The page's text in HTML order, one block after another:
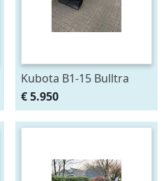
Kubota B1-15 Bulltra
met voorlader, al vanaf €
99,- per
€ 5.950